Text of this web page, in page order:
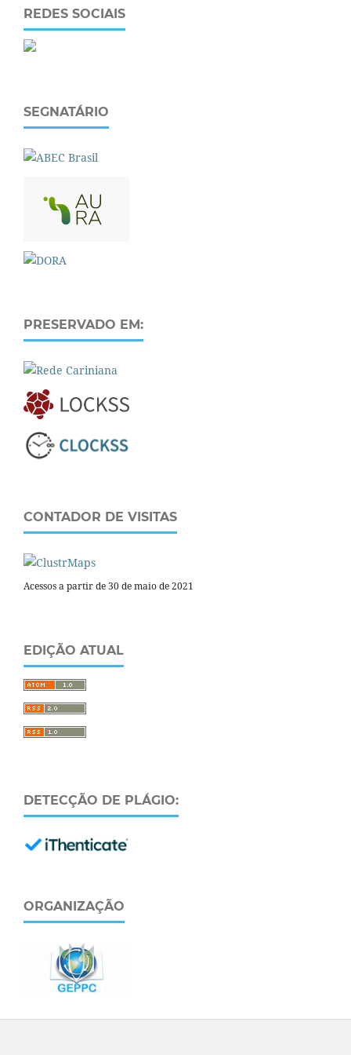
REDES SOCIAIS
SEGNATÁRIO
PRESERVADO EM:
CONTADOR DE VISITAS
Acessos a partir de 30 de maio de 2021
EDIÇÃO ATUAL
DETECÇÃO DE PLÁGIO:
ORGANIZAÇÃO